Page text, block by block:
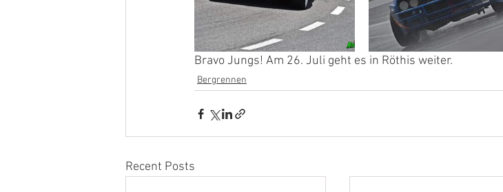
Bravo Jungs! Am 26. Juli geht es in Röthis weiter.
Bergrennen
Recent Posts